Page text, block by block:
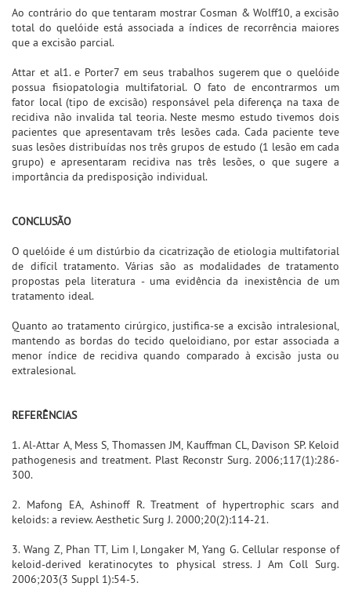
Ao contrário do que tentaram mostrar Cosman & Wolff10, a excisão
total do quelóide está associada a índices de recorrência maiores
que a excisão parcial.
Attar et al1. e Porter7 em seus trabalhos sugerem que o quelóide
possua fisiopatologia multifatorial. O fato de encontrarmos um
fator local (tipo de excisão) responsável pela diferença na taxa de
recidiva não invalida tal teoria. Neste mesmo estudo tivemos dois
pacientes que apresentavam três lesões cada. Cada paciente teve
suas lesões distribuídas nos três grupos de estudo (1 lesão em cada
grupo) e apresentaram recidiva nas três lesões, o que sugere a
importância da predisposição individual.
CONCLUSÃO
O quelóide é um distúrbio da cicatrização de etiologia multifatorial
de difícil tratamento. Várias são as modalidades de tratamento
propostas pela literatura - uma evidência da inexistência de um
tratamento ideal.
Quanto ao tratamento cirúrgico, justifica-se a excisão intralesional,
mantendo as bordas do tecido queloidiano, por estar associada a
menor índice de recidiva quando comparado à excisão justa ou
extralesional.
REFERÊNCIAS
1. Al-Attar A, Mess S, Thomassen JM, Kauffman CL, Davison SP. Keloid
pathogenesis and treatment. Plast Reconstr Surg. 2006;117(1):286-
300.
2. Mafong EA, Ashinoff R. Treatment of hypertrophic scars and
keloids: a review. Aesthetic Surg J. 2000;20(2):114-21.
3. Wang Z, Phan TT, Lim I, Longaker M, Yang G. Cellular response of
keloid-derived keratinocytes to physical stress. J Am Coll Surg.
2006;203(3 Suppl 1):54-5.